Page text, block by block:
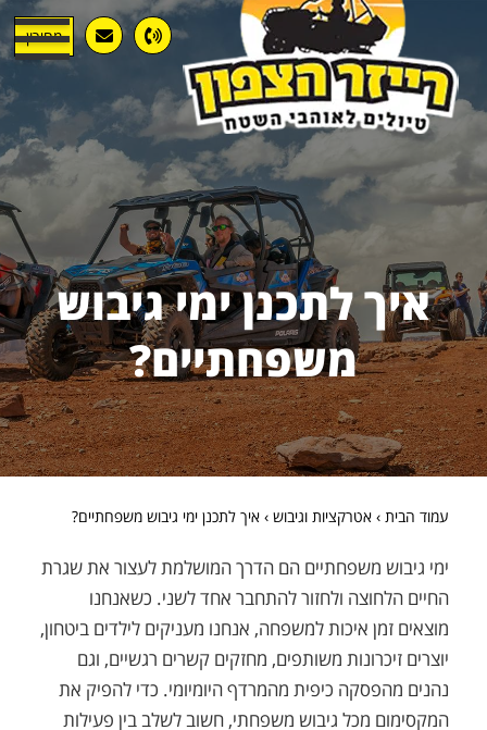
מחירון
איך לתכנן ימי גיבוש
משפחתיים?
עמוד הבית › אטרקציות וגיבוש› איך לתכנן ימי גיבוש משפחתיים?
ימי גיבוש משפחתיים הם הדרך המושלמת לעצור את שגרת
החיים הלחוצה ולחזור להתחבר אחד לשני. כשאנחנו
מוצאים זמן איכות למשפחה, אנחנו מעניקים לילדים ביטחון,
יוצרים זיכרונות משותפים, מחזקים קשרים רגשיים, וגם
נהנים מהפסקה כיפית מהמרדף היומיומי. כדי להפיק את
המקסימום מכל גיבוש משפחתי, חשוב לשלב בין פעילות